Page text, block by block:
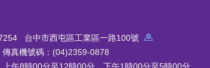
台中市西屯區工業區一路100號
真機號碼：(04)2359-0878